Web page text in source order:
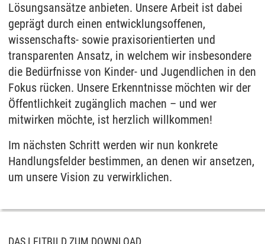
Lösungsansätze anbieten. Unsere Arbeit ist dabei
geprägt durch einen entwicklungsoffenen,
wissenschafts- sowie praxisorientierten und
transparenten Ansatz, in welchem wir insbesondere
die Bedürfnisse von Kinder- und Jugendlichen in den
Fokus rücken. Unsere Erkenntnisse möchten wir der
Öffentlichkeit zugänglich machen – und wer
mitwirken möchte, ist herzlich willkommen!
Im nächsten Schritt werden wir nun konkrete
Handlungsfelder bestimmen, an denen wir ansetzen,
um unsere Vision zu verwirklichen.
DAS LEITBILD ZUM DOWNLOAD